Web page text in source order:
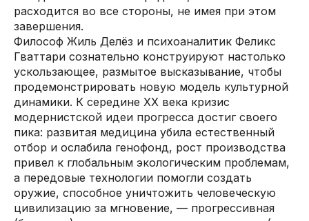
расходится во все стороны, не имея при этом
завершения.
Философ Жиль Делёз и психоаналитик Феликс
Гваттари сознательно конструируют настолько
ускользающее, размытое высказывание, чтобы
продемонстрировать новую модель культурной
динамики. К середине XX века кризис
модернистской идеи прогресса достиг своего
пика: развитая медицина убила естественный
отбор и ослабила генофонд, рост производства
привел к глобальным экологическим проблемам,
а передовые технологии помогли создать
оружие, способное уничтожить человеческую
цивилизацию за мгновение, — прогрессивная